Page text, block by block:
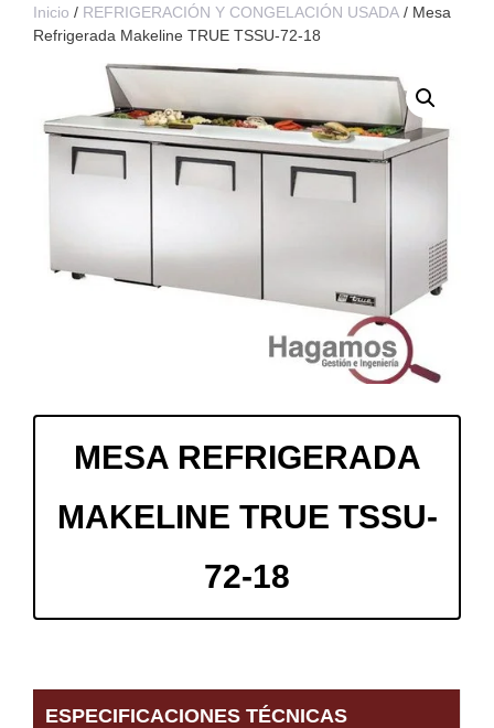
Inicio / REFRIGERACIÓN Y CONGELACIÓN USADA / Mesa
Refrigerada Makeline TRUE TSSU-72-18
MESA REFRIGERADA
MAKELINE TRUE TSSU-
72-18
ESPECIFICACIONES TÉCNICAS